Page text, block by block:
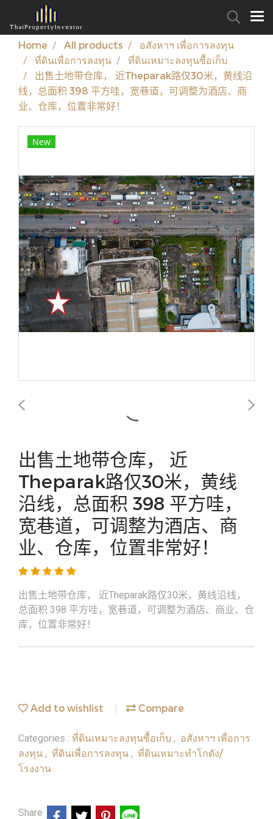
Home All products
อสังหาฯ เพื่อการลงทุน
ที่ดินเพื่อการลงทุน
ที่ดินเหมาะลงทุนซื้อเก็บ
出售土地带仓库， 近Theparak路仅30米，黄线沿
线，总面积 398 平方哇，宽巷道，可调整为酒店、商
业、仓库，位置非常好！
New
出售土地带仓库， 近
Theparak路仅30米，黄线
沿线，总面积 398 平方哇，
宽巷道，可调整为酒店、商
业、仓库，位置非常好！
出售土地带仓库， 近Theparak路仅30米，黄线沿线，
总面积 398 平方哇，宽巷道，可调整为酒店、商业、仓
库，位置非常好！
Add to wishlist Compare
Categories : ที่ดินเหมาะลงทุนซื้อเก็บ , อสังหาฯ เพื่อการ
ลงทุน , ที่ดินเพื่อการลงทุน , ที่ดินเหมาะทำโกดัง/
โรงงาน
Share